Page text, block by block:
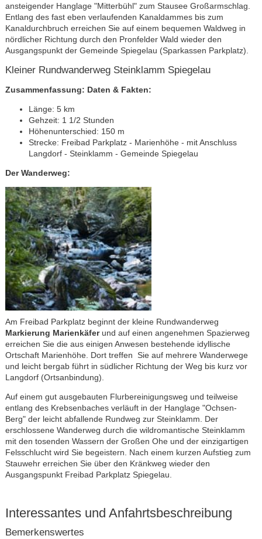
ansteigender Hanglage "Mitterbühl" zum Stausee Großarmschlag.
Entlang des fast eben verlaufenden Kanaldammes bis zum
Kanaldurchbruch erreichen Sie auf einem bequemen Waldweg in
nördlicher Richtung durch den Pronfelder Wald wieder den
Ausgangspunkt der Gemeinde Spiegelau (Sparkassen Parkplatz).
Kleiner Rundwanderweg Steinklamm Spiegelau
Zusammenfassung: Daten & Fakten:
Länge: 5 km
Gehzeit: 1 1/2 Stunden
Höhenunterschied: 150 m
Strecke: Freibad Parkplatz - Marienhöhe - mit Anschluss
Langdorf - Steinklamm - Gemeinde Spiegelau
Der Wanderweg:
Am Freibad Parkplatz beginnt der kleine Rundwanderweg
Markierung Marienkäfer und auf einen angenehmen Spazierweg
erreichen Sie die aus einigen Anwesen bestehende idyllische
Ortschaft Marienhöhe. Dort treffen Sie auf mehrere Wanderwege
und leicht bergab führt in südlicher Richtung der Weg bis kurz vor
Langdorf (Ortsanbindung).
Auf einem gut ausgebauten Flurbereinigungsweg und teilweise
entlang des Krebsenbaches verläuft in der Hanglage "Ochsen-
Berg" der leicht abfallende Rundweg zur Steinklamm. Der
erschlossene Wanderweg durch die wildromantische Steinklamm
mit den tosenden Wassern der Großen Ohe und der einzigartigen
Felsschlucht wird Sie begeistern. Nach einem kurzen Aufstieg zum
Stauwehr erreichen Sie über den Kränkweg wieder den
Ausgangspunkt Freibad Parkplatz Spiegelau.
Interessantes und Anfahrtsbeschreibung
Bemerkenswertes